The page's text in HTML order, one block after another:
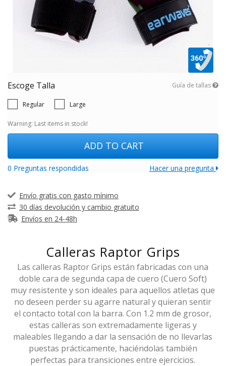
Escoge Talla Guía de tallas
Regular Large
Warning: Last items in stock!
ADD TO CART
0 Preguntas respondidas Hacer una pregunta
Envío gratis con gasto mínimo
30 días devolución y cambio gratuito
Envíos en 24-48h
Calleras Raptor Grips
Las calleras Raptor Grips están fabricadas con una
doble cara de segunda capa de cuero (Cuero Soft)
muy resistente y son ideales para aquellos atletas que
no deseen perder su agarre natural y quieran sentir
el contacto total con la barra. Con 1.2 mm de grosor,
estas calleras son extremadamente ligeras y
maleables llegando a dar la sensación de no llevarlas
puestas prácticamente, haciéndolas también
perfectas para transiciones entre ejercicios.